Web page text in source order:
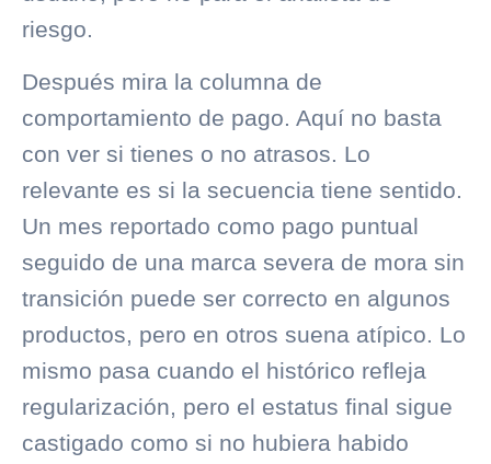
riesgo.
Después mira la columna de
comportamiento de pago. Aquí no basta
con ver si tienes o no atrasos. Lo
relevante es si la secuencia tiene sentido.
Un mes reportado como pago puntual
seguido de una marca severa de mora sin
transición puede ser correcto en algunos
productos, pero en otros suena atípico. Lo
mismo pasa cuando el histórico refleja
regularización, pero el estatus final sigue
castigado como si no hubiera habido